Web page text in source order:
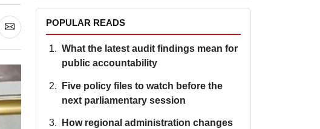
POPULAR READS
What the latest audit findings mean for
public accountability
Five policy files to watch before the
next parliamentary session
How regional administration changes